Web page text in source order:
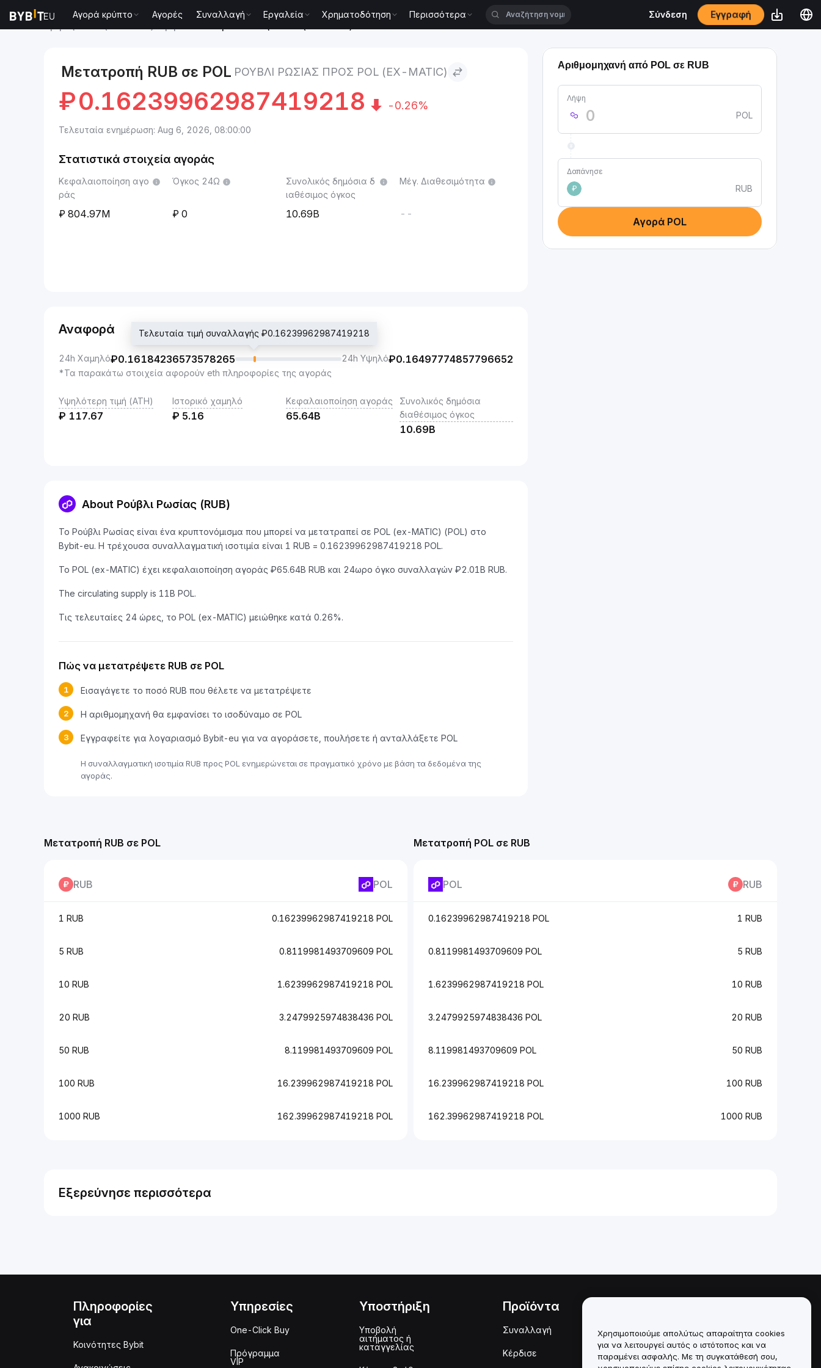
Αγορά κρύπτο Αγορές Συναλλαγή Εργαλεία Χρηματοδότηση Περισσότερα Σύνδεση Εγγραφή
Μετατροπή RUB σε POL ΡΟΎΒΛΙ ΡΩΣΊΑΣ ΠΡΟΣ POL (EX-MATIC)
₽0.16239962987419218 -0.26%
Τελευταία ενημέρωση: Aug 6, 2026, 08:00:00
Στατιστικά στοιχεία αγοράς
Κεφαλαιοποίηση αγο
ράς
804.97M
Όγκος 24Ω
0
Συνολικός δημόσια δ
ιαθέσιμος όγκος
10.69B
Μέγ. Διαθεσιμότητα
--
Αναφορά
24h Χαμηλό₽0.16184236573578265
Τελευταία τιμή συναλλαγής ₽0.16239962987419218
24h Υψηλό₽0.16497774857796652
*Τα παρακάτω στοιχεία αφορούν eth πληροφορίες της αγοράς
Υψηλότερη τιμή (ATH)
₽ 117.67
Ιστορικό χαμηλό
₽ 5.16
Κεφαλαιοποίηση αγοράς
65.64B
Συνολικός δημόσια
διαθέσιμος όγκος
10.69B
About Ρούβλι Ρωσίας (RUB)
Το Ρούβλι Ρωσίας είναι ένα κρυπτονόμισμα που μπορεί να μετατραπεί σε POL (ex-MATIC) (POL) στο
Bybit-eu. Η τρέχουσα συναλλαγματική ισοτιμία είναι 1 RUB = 0.16239962987419218 POL.
Το POL (ex-MATIC) έχει κεφαλαιοποίηση αγοράς ₽65.64B RUB και 24ωρο όγκο συναλλαγών ₽2.01B RUB.
The circulating supply is 11B POL.
Τις τελευταίες 24 ώρες, το POL (ex-MATIC) μειώθηκε κατά 0.26%.
Πώς να μετατρέψετε RUB σε POL
1 Εισαγάγετε το ποσό RUB που θέλετε να μετατρέψετε
2 Η αριθμομηχανή θα εμφανίσει το ισοδύναμο σε POL
3 Εγγραφείτε για λογαριασμό Bybit-eu για να αγοράσετε, πουλήσετε ή ανταλλάξετε POL
Η συναλλαγματική ισοτιμία RUB προς POL ενημερώνεται σε πραγματικό χρόνο με βάση τα δεδομένα της
αγοράς.
Αριθμομηχανή από POL σε RUB
Λήψη
POL
Δαπάνησε
₽
RUB
Αγορά POL
Μετατροπή POL σε RUB
POL RUB
0.16239962987419218 POL 1 RUB
0.8119981493709609 POL 5 RUB
1.6239962987419218 POL 10 RUB
3.2479925974838436 POL 20 RUB
8.119981493709609 POL 50 RUB
16.239962987419218 POL 100 RUB
162.39962987419218 POL 1000 RUB
Μετατροπή RUB σε POL
RUB POL
1 RUB 0.16239962987419218 POL
5 RUB 0.8119981493709609 POL
10 RUB 1.6239962987419218 POL
20 RUB 3.2479925974838436 POL
50 RUB 8.119981493709609 POL
100 RUB 16.239962987419218 POL
1000 RUB 162.39962987419218 POL
Εξερεύνησε περισσότερα
Πληροφορίες
για
Κοινότητες Bybit
Υπηρεσίες
One-Click Buy
Πρόγραμμα
VIP
Υποστήριξη
Υποβολή
αιτήματος ή
καταγγελίας
Προϊόντα
Συναλλαγή
Κέρδισε
Πολιτική σύγκρουσης
συμφερόντων
Σύνοψη της Πολιτικής
Χρησιμοποιούμε απολύτως απαραίτητα cookies
για να λειτουργεί αυτός ο ιστότοπος και να
παραμένει ασφαλής. Με τη συγκατάθεσή σου,